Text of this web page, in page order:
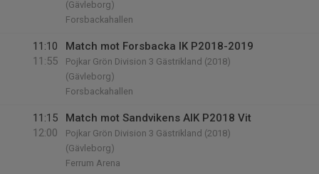
(Gävleborg)
Forsbackahallen
11:10
11:55
Match mot Forsbacka IK P2018-2019
Pojkar Grön Division 3 Gästrikland (2018)
(Gävleborg)
Forsbackahallen
11:15
12:00
Match mot Sandvikens AIK P2018 Vit
Pojkar Grön Division 3 Gästrikland (2018)
(Gävleborg)
Ferrum Arena